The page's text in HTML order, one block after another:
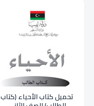
تحميل كتاب الأحياء (كتاب